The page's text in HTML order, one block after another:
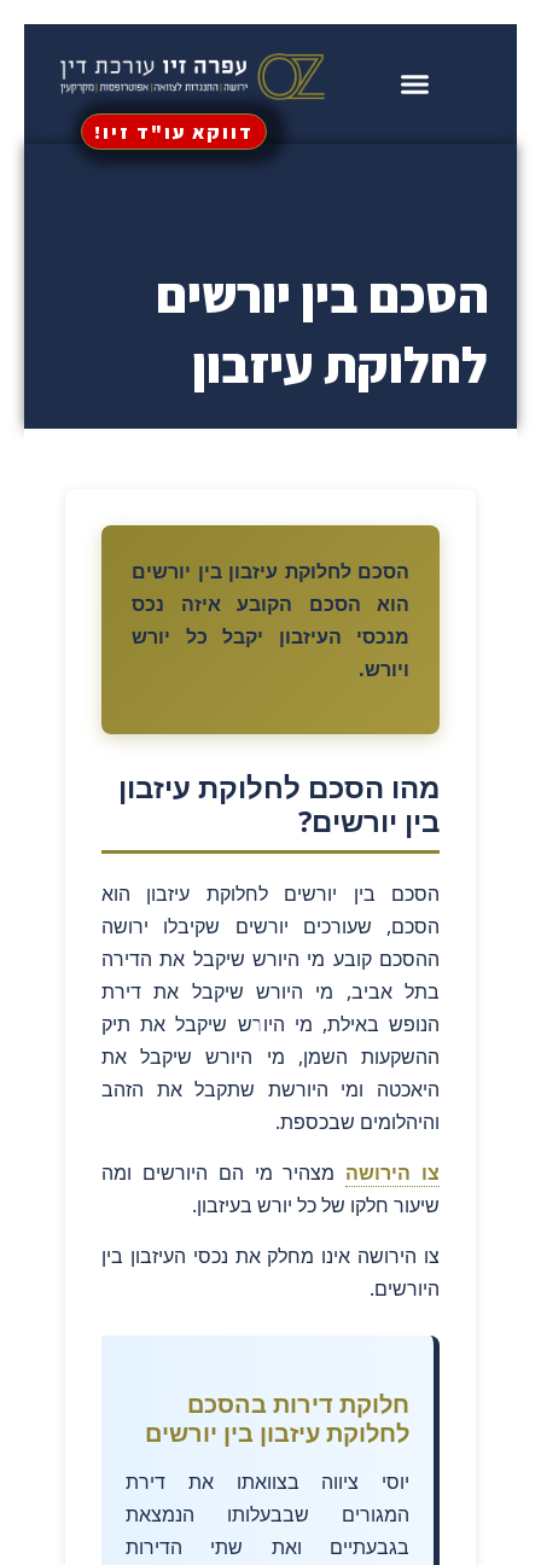
דווקא עו"ד זיו!
הסכם בין יורשים
לחלוקת עיזבון
הסכם לחלוקת עיזבון בין יורשים
הוא הסכם הקובע איזה נכס
מנכסי העיזבון יקבל כל יורש
ויורש.
מהו הסכם לחלוקת עיזבון
בין יורשים?
הסכם בין יורשים לחלוקת עיזבון הוא
הסכם, שעורכים יורשים שקיבלו ירושה
ההסכם קובע מי היורש שיקבל את הדירה
בתל אביב, מי היורש שיקבל את דירת
הנופש באילת, מי היורש שיקבל את תיק
ההשקעות השמן, מי היורש שיקבל את
היאכטה ומי היורשת שתקבל את הזהב
והיהלומים שבכספת.
צו הירושהמצהיר מי הם היורשים ומה
שיעור חלקו של כל יורש בעיזבון.
צו הירושה אינו מחלק את נכסי העיזבון בין
היורשים.
חלוקת דירות בהסכם
לחלוקת עיזבון בין יורשים
יוסי ציווה בצוואתו את דירת
המגורים שבבעלותו הנמצאת
בגבעתיים ואת שתי הדירות